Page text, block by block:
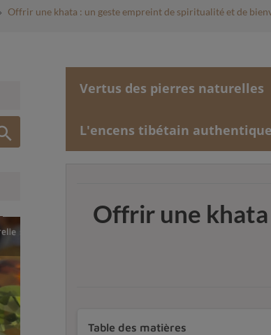
Offrir une khata : un geste empreint de spiritualité et de
La Nuumite du Groenland, ses vertus,guide complet
Vertus des pierres naturelles
L'encens tibétain authentique
Offrir une
Table des matières